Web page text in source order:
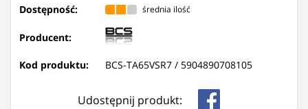
Dostępność: średnia ilość
Producent:
Kod produktu: BCS-TA65VSR7 / 5904890708105
Udostępnij produkt: